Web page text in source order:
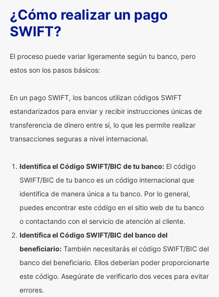
¿Cómo realizar un pago
SWIFT?
El proceso puede variar ligeramente según tu banco, pero
estos son los pasos básicos:
En un pago SWIFT, los bancos utilizan códigos SWIFT
estandarizados para enviar y recibir instrucciones únicas de
transferencia de dinero entre sí, lo que les permite realizar
transacciones seguras a nivel internacional.
Identifica el Código SWIFT/BIC de tu banco: El código
SWIFT/BIC de tu banco es un código internacional que
identifica de manera única a tu banco. Por lo general,
puedes encontrar este código en el sitio web de tu banco
o contactando con el servicio de atención al cliente.
Identifica el Código SWIFT/BIC del banco del
beneficiario: También necesitarás el código SWIFT/BIC del
banco del beneficiario. Ellos deberían poder proporcionarte
este código. Asegúrate de verificarlo dos veces para evitar
errores.